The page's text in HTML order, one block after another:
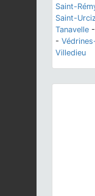
Saint-
Saint-
Tanavelle -
-
Villedieu